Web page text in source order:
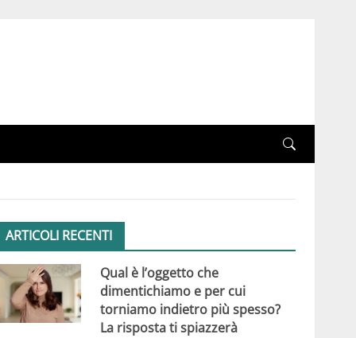
ARTICOLI RECENTI
Qual è l’oggetto che
dimentichiamo e per cui
torniamo indietro più spesso?
La risposta ti spiazzerà